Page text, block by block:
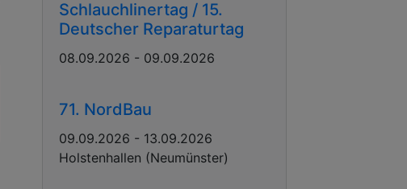
Schlauchlinertag / 15.
Deutscher Reparaturtag
08.09.2026 - 09.09.2026
71. NordBau
09.09.2026 - 13.09.2026
Holstenhallen (Neumünster)